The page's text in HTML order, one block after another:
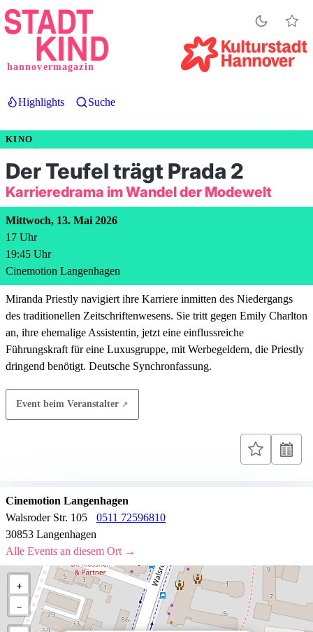
Direkt
zum
hannovermagazin
Highlights Suche
KINO
Der Teufel trägt Prada 2
Karrieredrama im Wandel der Modewelt
Mittwoch, 13. Mai 2026
17 Uhr
19:45 Uhr
Cinemotion Langenhagen
Miranda Priestly navigiert ihre Karriere inmitten des Niedergangs
des traditionellen Zeitschriftenwesens. Sie tritt gegen Emily Charlton
an, ihre ehemalige Assistentin, jetzt eine einflussreiche
Führungskraft für eine Luxusgruppe, mit Werbegeldern, die Priestly
dringend benötigt. Deutsche Synchronfassung.
Event beim Veranstalter
Cinemotion Langenhagen
Walsroder Str. 105
30853 Langenhagen
0511 72596810
Alle Events an diesem Ort →
+
−